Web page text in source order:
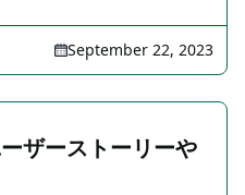
September 22, 2023
ザーストーリーや